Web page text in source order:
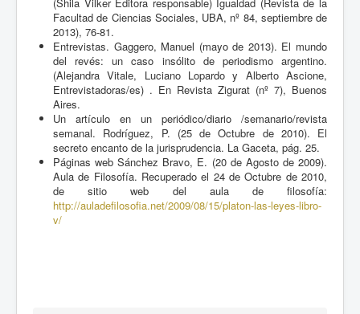
Facultad de Ciencias Sociales, UBA, nº 84, septiembre de
2013), 76-81.
Entrevistas. Gaggero, Manuel (mayo de 2013). El mundo
del revés: un caso insólito de periodismo argentino.
(Alejandra Vitale, Luciano Lopardo y Alberto Ascione,
Entrevistadoras/es) . En Revista Zigurat (nº 7), Buenos
Aires.
Un artículo en un periódico/diario /semanario/revista
semanal. Rodríguez, P. (25 de Octubre de 2010). El
secreto encanto de la jurisprudencia. La Gaceta, pág. 25.
Páginas web Sánchez Bravo, E. (20 de Agosto de 2009).
Aula de Filosofía. Recuperado el 24 de Octubre de 2010,
de sitio web del aula de filosofía:
http://auladefilosofia.net/2009/08/15/platon-las-leyes-libro-
v/